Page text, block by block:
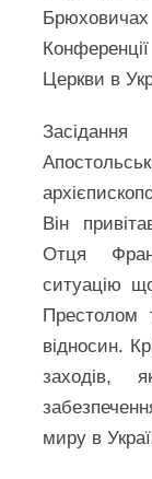
Брюховичах
Церкви в
Він
Отця
ситуацію
Престолом
відносин.
заходів,
миру в